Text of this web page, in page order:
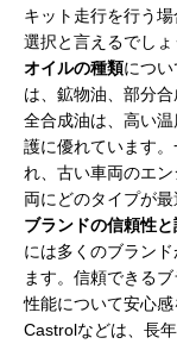
キット走行を行う
選択と言えるでしょ
オイルの種類につ
は、鉱物油、部分
全合成油は、高い
護に優れています
れ、古い車両のエ
両にどのタイプが
ブランドの信頼性
には多くのブラン
ます。信頼できる
性能について安心
Castrolなどは、長